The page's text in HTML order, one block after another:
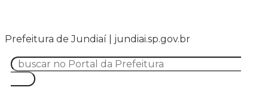
Prefeitura de Jundiaí | jundiai.sp.gov.br